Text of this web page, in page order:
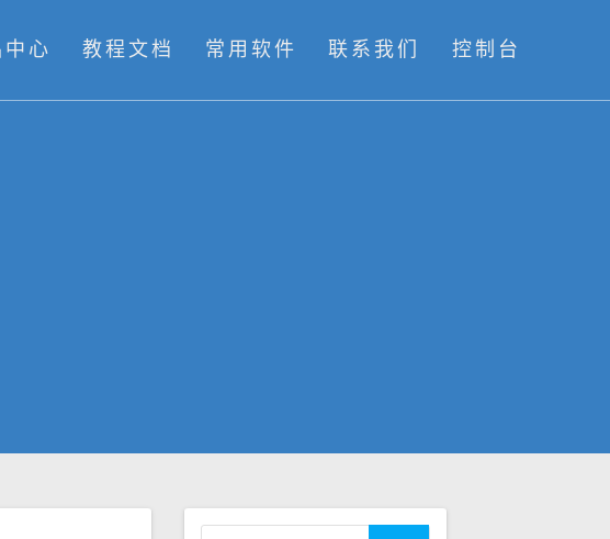
中心 教程文档 常用软件 联系我们 控制台